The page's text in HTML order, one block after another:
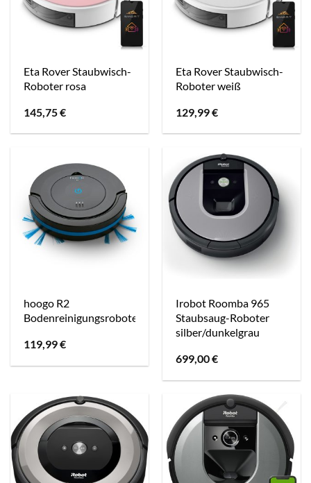
Eta Rover Staubwisch-
Roboter rosa
145,75€
Eta Rover Staubwisch-
Roboter weiß
129,99€
hoogo R2
Bodenreinigungsroboter
119,99€
Irobot Roomba 965
Staubsaug-Roboter
silber/dunkelgrau
699,00€